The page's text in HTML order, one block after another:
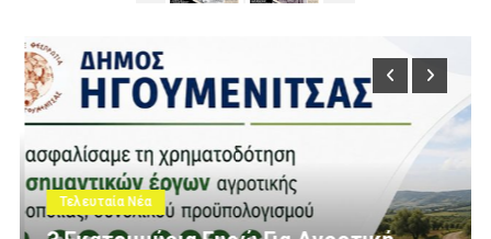
Τελευταία Νέα